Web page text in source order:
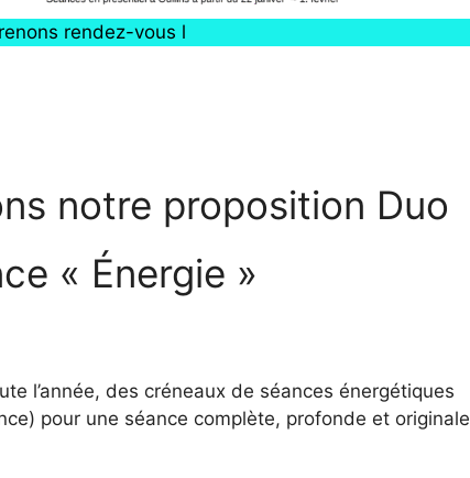
rendez-vous l
notre proposition Duo
« Énergie »
l’année, des créneaux de séances énergétiques
pour une séance complète, profonde et originale